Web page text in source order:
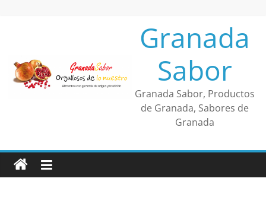
Granada
Sabor
Granada Sabor, Productos
de Granada, Sabores de
Granada